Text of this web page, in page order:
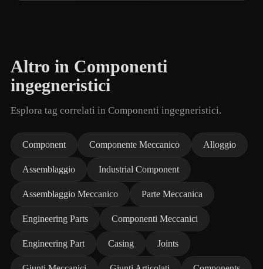
Altro in Componenti
ingegneristici
Esplora tag correlati in Componenti ingegneristici.
Component Componente Meccanico Alloggio
Assemblaggio Industrial Component
Assemblaggio Meccanico Parte Meccanica
Engineering Parts Componenti Meccanici
Engineering Part Casing Joints